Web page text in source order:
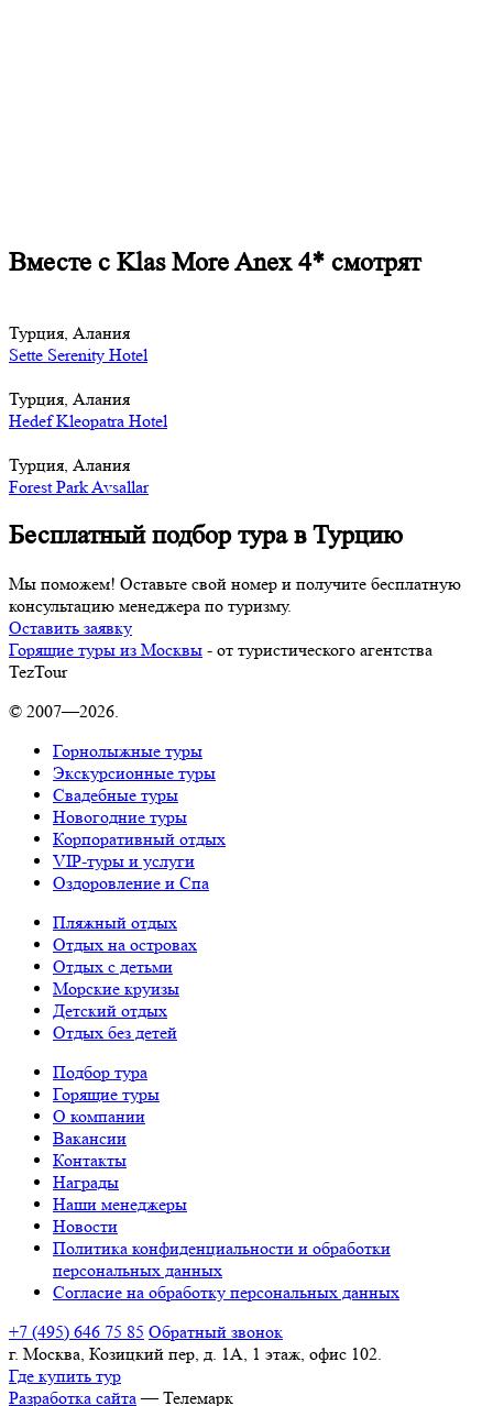
Вместе с Klas More Anex 4* смотрят
Турция, Алания
Sette Serenity Hotel
Турция, Алания
Hedef Kleopatra Hotel
Турция, Алания
Forest Park Avsallar
Бесплатный подбор тура в Турцию
Мы поможем! Оставьте свой номер и получите бесплатную
консультацию менеджера по туризму.
Оставить заявку
Горящие туры из Москвы - от туристического агентства
TezTour
© 2007—2026.
Горнолыжные туры
Экскурсионные туры
Свадебные туры
Новогодние туры
Корпоративный отдых
VIP-туры и услуги
Оздоровление и Спа
Пляжный отдых
Отдых на островах
Отдых с детьми
Морские круизы
Детский отдых
Отдых без детей
Подбор тура
Горящие туры
О компании
Вакансии
Контакты
Награды
Наши менеджеры
Новости
Политика конфиденциальности и обработки
персональных данных
Согласие на обработку персональных данных
+7 (495) 646 75 85 Обратный звонок
г. Москва, Козицкий пер, д. 1А, 1 этаж, офис 102.
Где купить тур
Разработка сайта— Телемарк